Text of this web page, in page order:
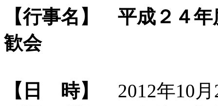
【行事名】
平成２４
歓会
【日 時】
2012年10